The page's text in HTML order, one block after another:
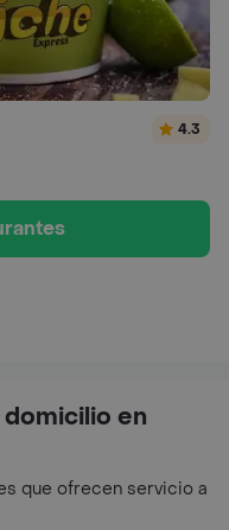
4.3
en
que ofrecen servicio a